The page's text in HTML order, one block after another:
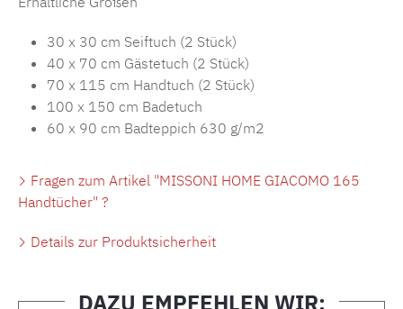
30 x 30 cm Seiftuch (2 Stück)
40 x 70 cm Gästetuch (2 Stück)
70 x 115 cm Handtuch (2 Stück)
100 x 150 cm Badetuch
60 x 90 cm Badteppich 630 g/m2
Fragen zum Artikel "MISSONI HOME GIACOMO 165
Handtücher" ?
Details zur Produktsicherheit
DAZU EMPFEHLEN WIR: